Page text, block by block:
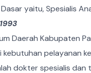
yaitu, Spesialis
Daerah Kabupaten
kebutuhan pelayanan
dokter spesialis dan